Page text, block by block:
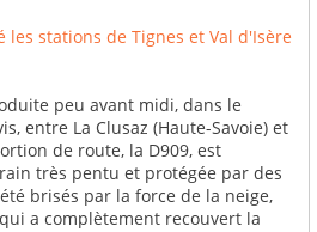
les stations de Tignes et Val d'Isère
peu avant midi, dans le
entre La Clusaz (Haute-Savoie) et
de route, la D909, est
très pentu et protégée par des
brisés par la force de la neige,
a complètement recouvert la